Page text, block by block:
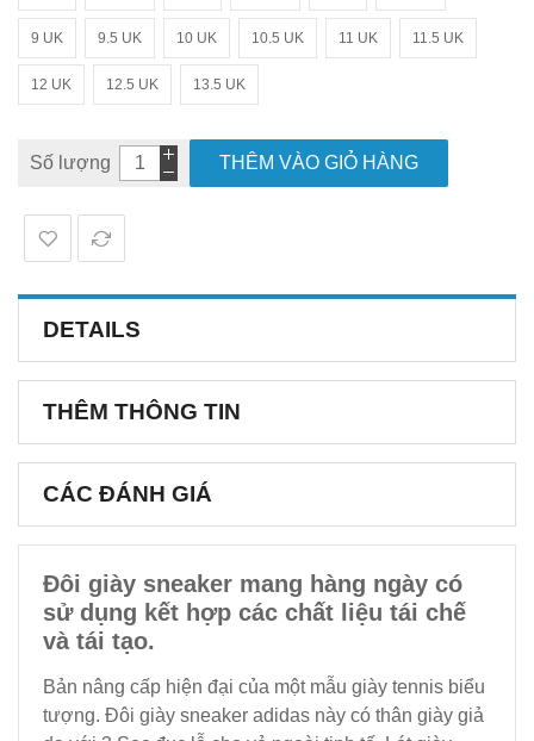
9 UK 9.5 UK 10 UK 10.5 UK 11 UK 11.5 UK
12 UK 12.5 UK 13.5 UK
Số lượng THÊM VÀO GIỎ HÀNG
DETAILS
THÊM THÔNG TIN
CÁC ĐÁNH GIÁ
Đôi giày sneaker mang hàng ngày có
sử dụng kết hợp các chất liệu tái chế
và tái tạo.
Bản nâng cấp hiện đại của một mẫu giày tennis biểu
tượng. Đôi giày sneaker adidas này có thân giày giả